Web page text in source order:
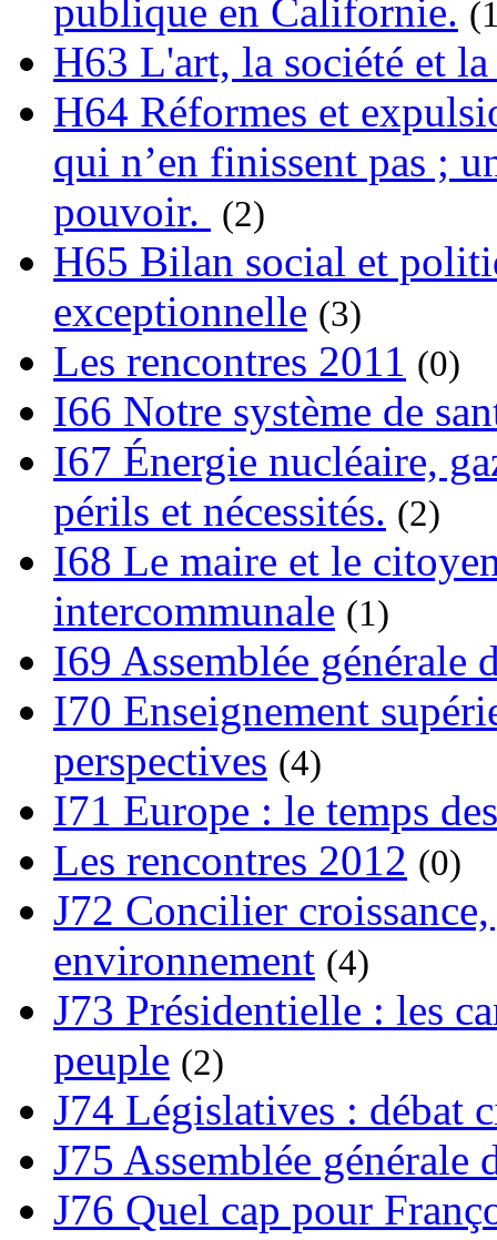
publique en Californie.
H63 L'art, la société et
H64 Réformes et
qui n’en finissent pas ;
pouvoir.
(2)
H65 Bilan social et
exceptionnelle (3)
Les rencontres 2011 (0)
I66 Notre système de
I67 Énergie nucléaire,
périls et nécessités. (2)
I68 Le maire et le
intercommunale (1)
I69 Assemblée générale
I70 Enseignement
perspectives (4)
I71 Europe : le temps
Les rencontres 2012 (0)
J72 Concilier
environnement (4)
J73 Présidentielle : les
peuple (2)
J74 Législatives : débat
J75 Assemblée générale
J76 Quel cap pour